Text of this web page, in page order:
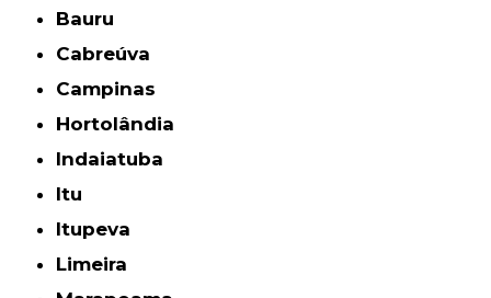
Bauru
Cabreúva
Campinas
Hortolândia
Indaiatuba
Itu
Itupeva
Limeira